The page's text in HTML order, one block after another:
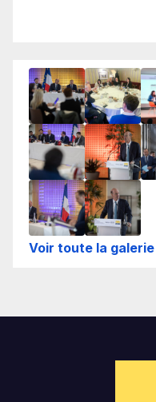
Voir toute la galerie